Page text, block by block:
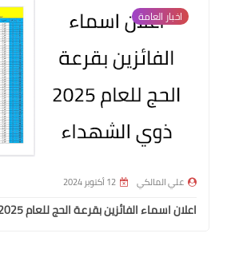
اخبار العامة
علي المالكي 12 أكتوبر 2024
اعلان اسماء الفائزين بقرعة الحج للعام 2025 ذوي الشهداء